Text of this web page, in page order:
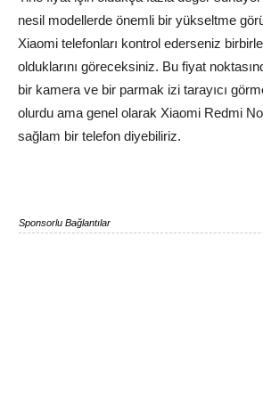
nesil modellerde önemli bir yükseltme
Xiaomi telefonları kontrol ederseniz
olduklarını göreceksiniz. Bu fiyat
bir kamera ve bir parmak izi tarayıcı
olurdu ama genel olarak Xiaomi Redmi
sağlam bir telefon diyebiliriz.
Sponsorlu Bağlantılar